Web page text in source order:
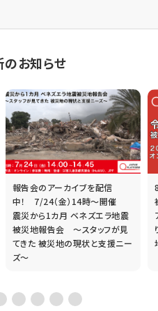
のお知らせ
報告会のアーカイブを配信
中！ 7/24（金）14時～開催
震災から1カ月 ベネズエラ地震
被災地報告会 ～スタッフが見
てきた 被災地の現状と支援ニー
ズ～